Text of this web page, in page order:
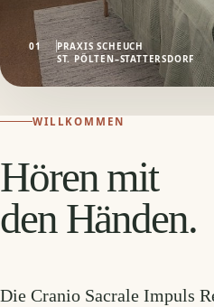
01
PRAXIS SCHEUCH
ST. PÖLTEN–STATTERSDORF
WILLKOMMEN
Hören mit
den Händen.
Die Cranio Sacrale Impuls